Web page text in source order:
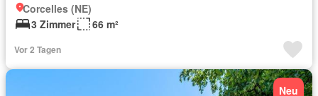
Corcelles (NE)
3 Zimmer
66 m²
Vor 2 Tagen
Neu